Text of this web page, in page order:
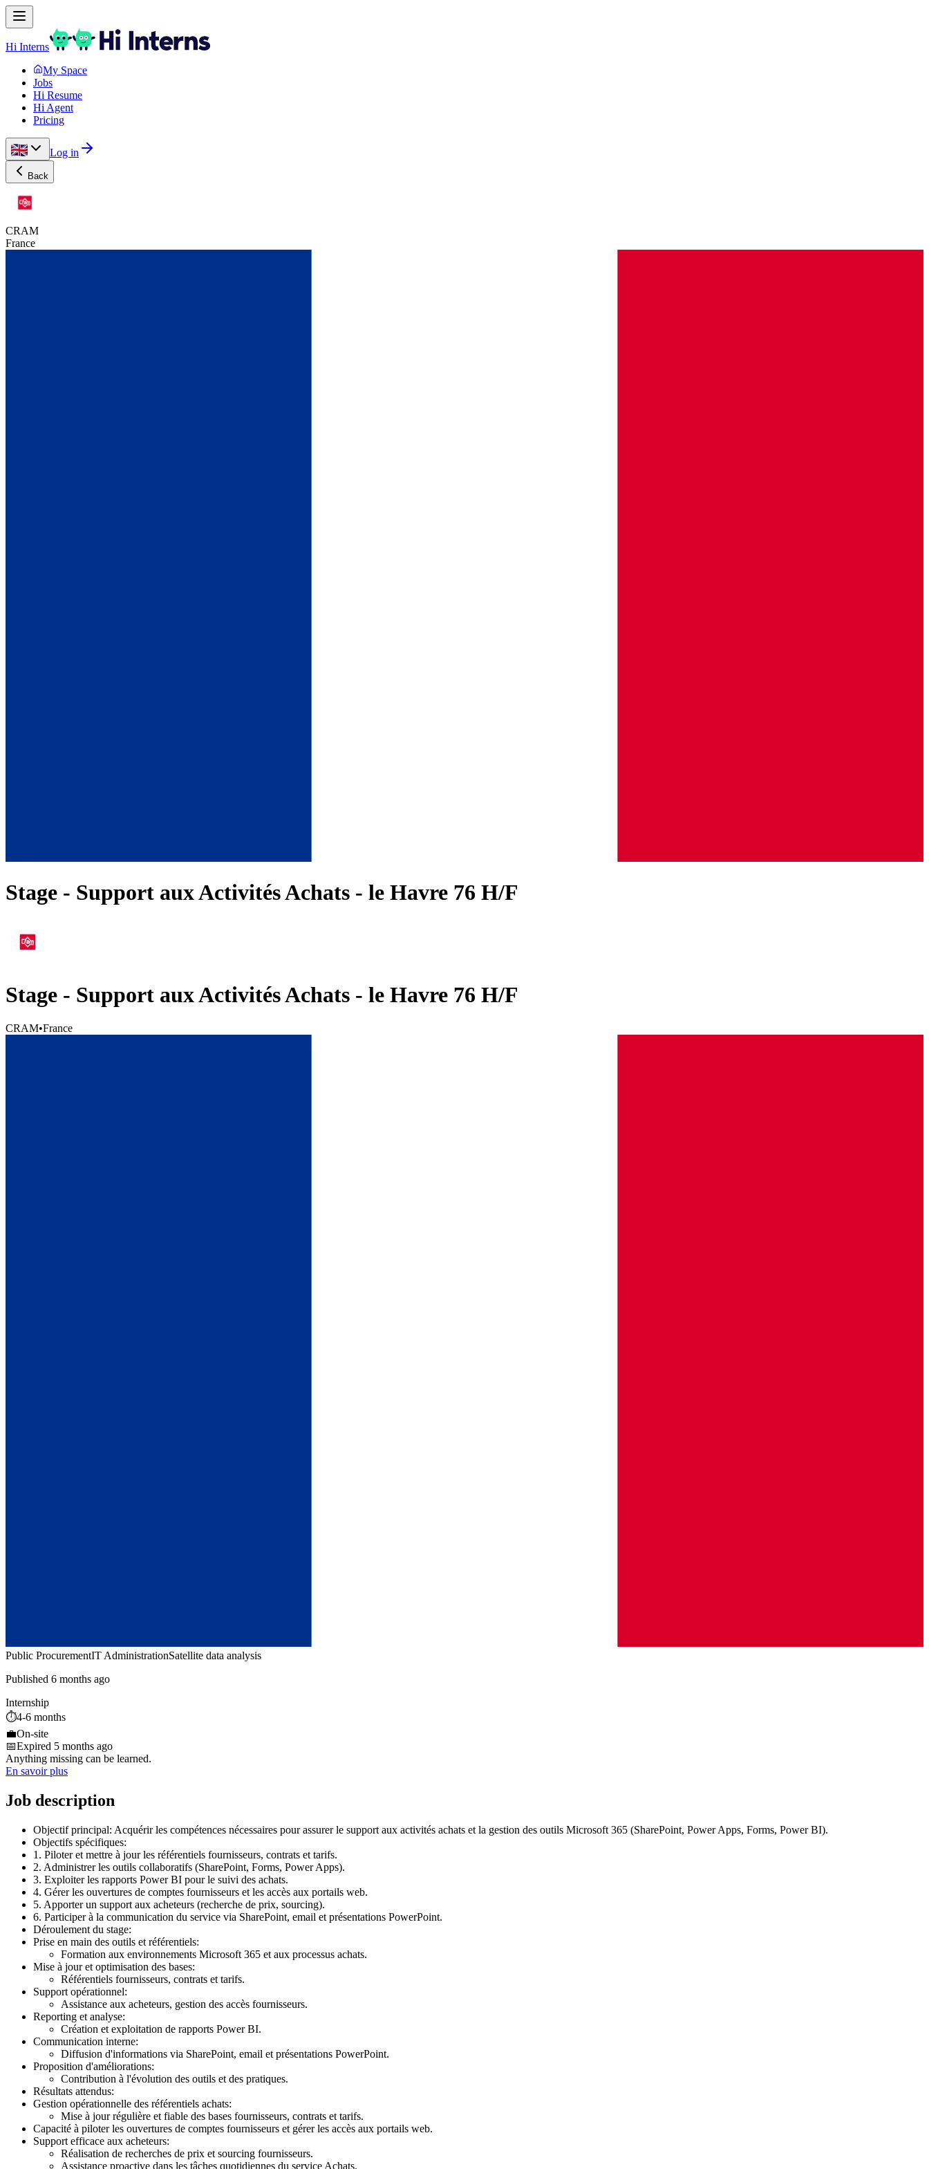
Hi Interns
My Space
Jobs
Hi Resume
Hi Agent
Pricing
Log in
Back
CRAM
France
Stage - Support aux Activités Achats - le Havre 76 H/F
Stage - Support aux Activités Achats - le Havre 76 H/F
CRAM•France
Public ProcurementIT AdministrationSatellite data analysis
Published 6 months ago
Internship
⏱️4-6 months
💼On-site
📅Expired 5 months ago
Anything missing can be learned.
En savoir plus
Job description
Objectif principal: Acquérir les compétences nécessaires pour assurer le support aux activités achats et la gestion des outils Microsoft 365 (SharePoint, Power Apps, Forms, Power BI).
Objectifs spécifiques:
1. Piloter et mettre à jour les référentiels fournisseurs, contrats et tarifs.
2. Administrer les outils collaboratifs (SharePoint, Forms, Power Apps).
3. Exploiter les rapports Power BI pour le suivi des achats.
4. Gérer les ouvertures de comptes fournisseurs et les accès aux portails web.
5. Apporter un support aux acheteurs (recherche de prix, sourcing).
6. Participer à la communication du service via SharePoint, email et présentations PowerPoint.
Déroulement du stage:
Prise en main des outils et référentiels:
Formation aux environnements Microsoft 365 et aux processus achats.
Mise à jour et optimisation des bases:
Référentiels fournisseurs, contrats et tarifs.
Support opérationnel:
Assistance aux acheteurs, gestion des accès fournisseurs.
Reporting et analyse:
Création et exploitation de rapports Power BI.
Communication interne:
Diffusion d'informations via SharePoint, email et présentations PowerPoint.
Proposition d'améliorations:
Contribution à l'évolution des outils et des pratiques.
Résultats attendus:
Gestion opérationnelle des référentiels achats:
Mise à jour régulière et fiable des bases fournisseurs, contrats et tarifs.
Capacité à piloter les ouvertures de comptes fournisseurs et gérer les accès aux portails web.
Support efficace aux acheteurs:
Réalisation de recherches de prix et sourcing fournisseurs.
Assistance proactive dans les tâches quotidiennes du service Achats.